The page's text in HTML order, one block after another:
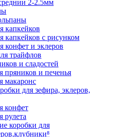
2-2.5мм
капкейков
капкейков с рисунком
конфет и эклеров
трайфлов
и сладостей
пряников и печенья
макаронс
для зефира, эклеров,
конфет
рулета
коробки для